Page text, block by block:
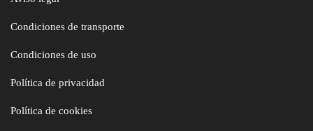
Condiciones de transporte
Condiciones de uso
Política de privacidad
Política de cookies